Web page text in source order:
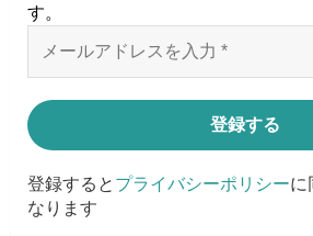
す。
登録すると プライバシーポリシーに
なります